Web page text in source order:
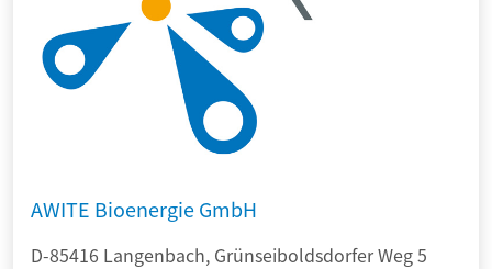
AWITE Bioenergie GmbH
D-85416 Langenbach, Grünseiboldsdorfer Weg 5